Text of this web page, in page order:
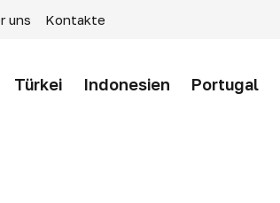
uns Kontakte
Türkei Indonesien Portugal